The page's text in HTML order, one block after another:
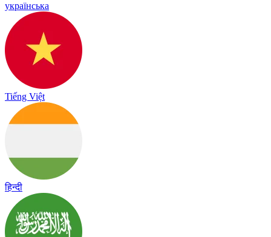
українська
Tiếng Việt
हिन्दी